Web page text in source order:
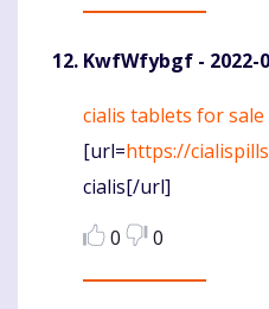
KwfWfybgf - 2022-
Komentaras
cialis tablets for sale
[url=https://
cialis[/url]
0
0